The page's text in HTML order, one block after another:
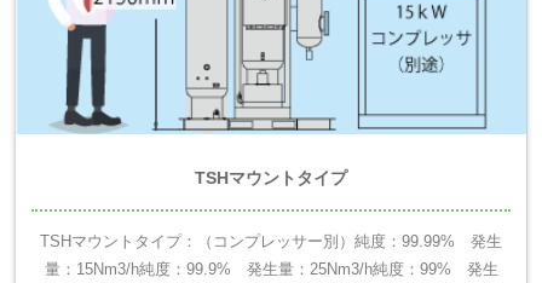
TSHマウントタイプ
TSHマウントタイプ：（コンプレッサー別）純度：99.99% 発生
量：15Nm3/h純度：99.9% 発生量：25Nm3/h純度：99% 発生